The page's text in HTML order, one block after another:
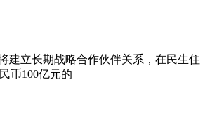
建立长期战略合作伙伴关系，在民生住
币100亿元的